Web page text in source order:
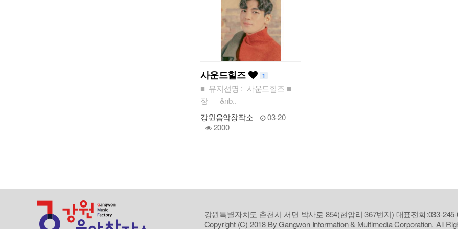
사운드힐즈 1
■ 뮤지션명 : 사운드힐즈 ■
장 &nb..
강원음악창작소
03-20
2000
강원특별자치도 춘천시 서면 박사로 854(현암리 367번지) 대표전화:033-
Copyright (C) 2018 By Gangwon Information & Multimedia Corporation. All